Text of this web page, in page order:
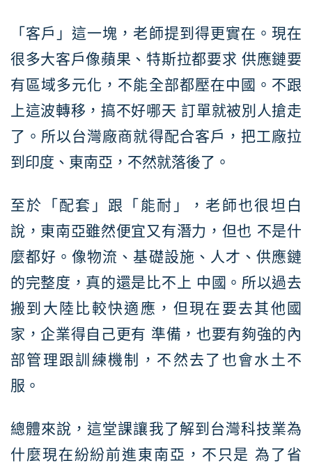
「客戶」這一塊，老師提到得更實在。現在
很多大客戶像蘋果、特斯拉都要求 供應鏈要
有區域多元化，不能全部都壓在中國。不跟
上這波轉移，搞不好哪天 訂單就被別人搶走
了。所以台灣廠商就得配合客戶，把工廠拉
到印度、東南亞，不然就落後了。
至於「配套」跟「能耐」，老師也很坦白
說，東南亞雖然便宜又有潛力，但也 不是什
麼都好。像物流、基礎設施、人才、供應鏈
的完整度，真的還是比不上 中國。所以過去
搬到大陸比較快適應，但現在要去其他國
家，企業得自己更有 準備，也要有夠強的內
部管理跟訓練機制，不然去了也會水土不
服。
總體來說，這堂課讓我了解到台灣科技業為
什麼現在紛紛前進東南亞，不只是 為了省